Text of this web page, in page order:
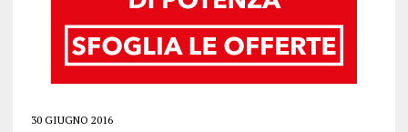
30 GIUGNO 2016